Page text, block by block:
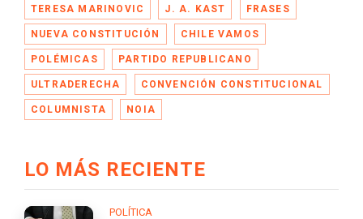
TERESA MARINOVIC J. A. KAST FRASES
NUEVA CONSTITUCIÓN CHILE VAMOS
POLÉMICAS PARTIDO REPUBLICANO
ULTRADERECHA CONVENCIÓN CONSTITUCIONAL
COLUMNISTA NOIA
LO MÁS RECIENTE
POLÍTICA